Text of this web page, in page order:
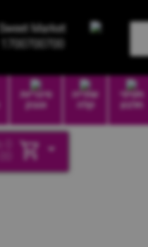
Sweet Market
1700700700
חטיפי
חלבון
שתייה
קלה
סיגריות
וטבק